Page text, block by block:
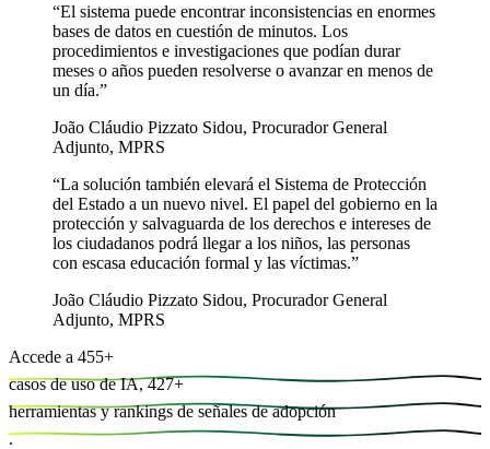
“El sistema puede encontrar inconsistencias en enormes
bases de datos en cuestión de minutos. Los
procedimientos e investigaciones que podían durar
meses o años pueden resolverse o avanzar en menos de
un día.”
João Cláudio Pizzato Sidou, Procurador General
Adjunto, MPRS
“La solución también elevará el Sistema de Protección
del Estado a un nuevo nivel. El papel del gobierno en la
protección y salvaguarda de los derechos e intereses de
los ciudadanos podrá llegar a los niños, las personas
con escasa educación formal y las víctimas.”
João Cláudio Pizzato Sidou, Procurador General
Adjunto, MPRS
Accede a 455+
casos de uso de IA, 427+
herramientas y rankings de señales de adopción
.